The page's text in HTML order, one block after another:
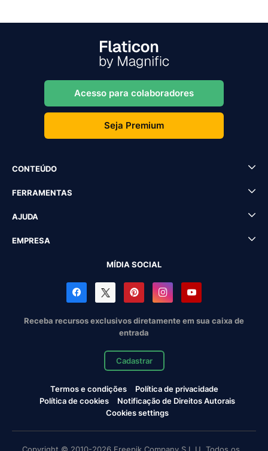
Acesso para colaboradores
Seja Premium
CONTEÚDO
FERRAMENTAS
AJUDA
EMPRESA
MÍDIA SOCIAL
Receba recursos exclusivos diretamente em sua caixa de
entrada
Cadastrar
Termos e condições
Política de privacidade
Política de cookies
Notificação de Direitos Autorais
Cookies settings